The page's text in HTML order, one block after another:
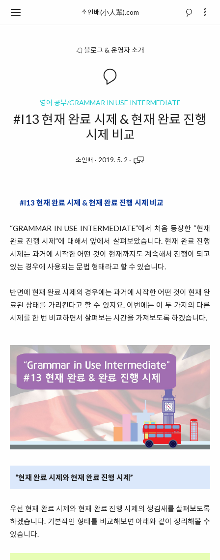
소인배(小人輩).com
블로그 & 운영자 소개
영어 공부/GRAMMAR IN USE INTERMEDIATE
#I13 현재 완료 시제 & 현재 완료 진행
시제 비교
소인배 · 2019. 5. 2 ·
#I13 현재 완료 시제 & 현재 완료 진행 시제 비교
“GRAMMAR IN USE INTERMEDIATE”에서 처음 등장한 “현재
완료 진행 시제”에 대해서 앞에서 살펴보았습니다. 현재 완료 진행
시제는 과거에 시작한 어떤 것이 현재까지도 계속해서 진행이 되고
있는 경우에 사용되는 문법 형태라고 할 수 있습니다.
반면에 현재 완료 시제의 경우에는 과거에 시작한 어떤 것이 현재 완
료된 상태를 가리킨다고 할 수 있지요. 이번에는 이 두 가지의 다른
시제를 한 번 비교하면서 살펴보는 시간을 가져보도록 하겠습니다.
“현재 완료 시제와 현재 완료 진행 시제”
우선 현재 완료 시제와 현재 완료 진행 시제의 생김새를 살펴보도록
하겠습니다. 기본적인 형태를 비교해보면 아래와 같이 정리해볼 수
있습니다.